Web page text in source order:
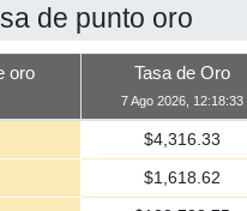
de punto oro
oro Tasa de Oro
7 Ago 2026, 12:18:33
$4,316.33
$1,618.62